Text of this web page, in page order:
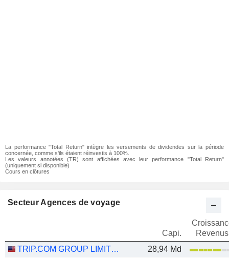
La performance "Total Return" intègre les versements de dividendes sur la période
concernée, comme s'ils étaient réinvestis à 100%.
Les valeurs annotées (TR) sont affichées avec leur performance "Total Return"
(uniquement si disponible)
Cours en clôtures
Secteur Agences de voyage
Capi.
Revenus
TRIP.COM GROUP LIMITED
28,94 Md